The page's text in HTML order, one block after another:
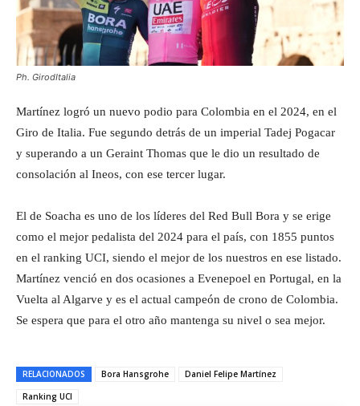
Ph. GirodItalia
Martínez logró un nuevo podio para Colombia en el 2024, en el
Giro de Italia. Fue segundo detrás de un imperial Tadej Pogacar
y superando a un Geraint Thomas que le dio un resultado de
consolación al Ineos, con ese tercer lugar.
El de Soacha es uno de los líderes del Red Bull Bora y se erige
como el mejor pedalista del 2024 para el país, con 1855 puntos
en el ranking UCI, siendo el mejor de los nuestros en ese listado.
Martínez venció en dos ocasiones a Evenepoel en Portugal, en la
Vuelta al Algarve y es el actual campeón de crono de Colombia.
Se espera que para el otro año mantenga su nivel o sea mejor.
RELACIONADOS Bora Hansgrohe
Daniel Felipe Martínez
Ranking UCI